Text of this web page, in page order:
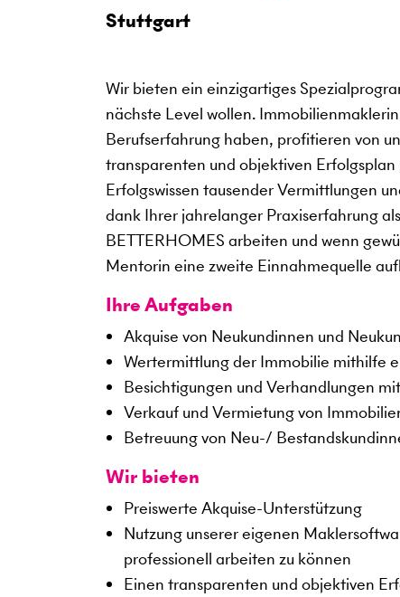
Stuttgart
Wir bieten ein einzigartiges
nächste Level wollen.
Berufserfahrung haben, profitieren von
transparenten und objektiven
Erfolgswissen tausender Vermittlungen
dank Ihrer jahrelanger Praxiserfahrung
BETTERHOMES arbeiten und wenn
Mentorin eine zweite Einnahmequelle
Ihre Aufgaben
Akquise von Neukundinnen und
Wertermittlung der Immobilie mithilfe
Besichtigungen und Verhandlungen
Verkauf und Vermietung von
Betreuung von Neu-/
Wir bieten
Preiswerte Akquise-Unterstützung
Nutzung unserer eigenen
professionell arbeiten zu können
Einen transparenten und objektiven